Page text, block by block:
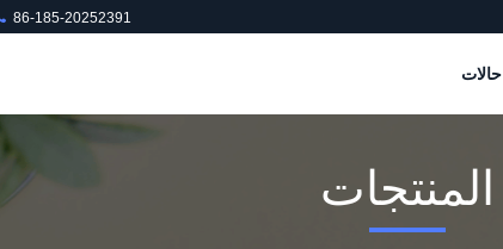
86-185-20252391
حالات
المنتجات